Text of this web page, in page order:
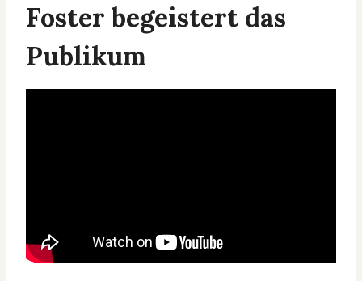
Foster begeistert das
Publikum